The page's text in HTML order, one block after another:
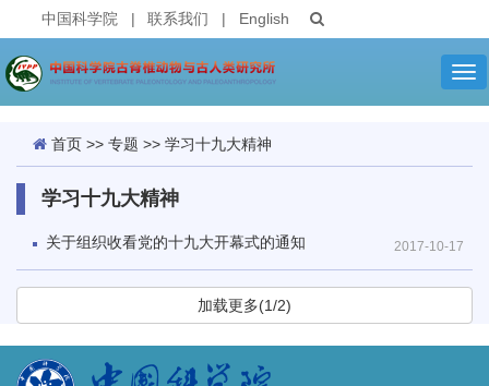
中国科学院 | 联系我们 | English
首页 >> 专题 >> 学习十九大精神
学习十九大精神
2017-10-17
关于组织收看党的十九大开幕式的通知
加载更多(1/2)